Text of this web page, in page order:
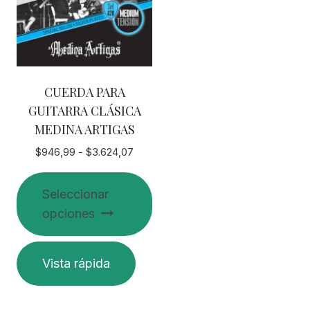
CUERDA PARA
GUITARRA CLÁSICA
MEDINA ARTIGAS
$946,99 - $3.624,07
precios:
desde
$946,99
hasta
Seleccionar
opciones
Este
producto
tiene
Vista rápida